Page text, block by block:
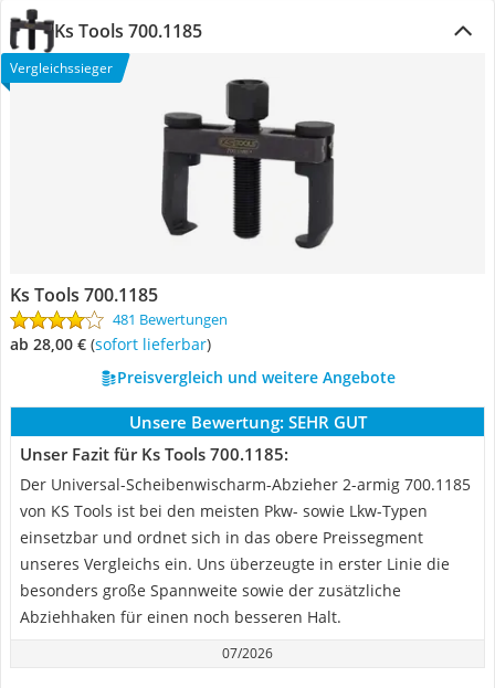
Ks Tools 700.1185
Vergleichssieger
Ks Tools 700.1185
481 Bewertungen
ab 28,00 € ( Sofort lieferbar)
Preisvergleich und weitere Angebote
Unsere Bewertung: SEHR GUT
Unser Fazit für Ks Tools 700.1185:
Der Universal-Scheibenwischarm-Abzieher 2-armig 700.1185
von KS Tools ist bei den meisten Pkw- sowie Lkw-Typen
einsetzbar und ordnet sich in das obere Preissegment
unseres Vergleichs ein. Uns überzeugte in erster Linie die
besonders große Spannweite sowie der zusätzliche
Abziehhaken für einen noch besseren Halt.
07/2026